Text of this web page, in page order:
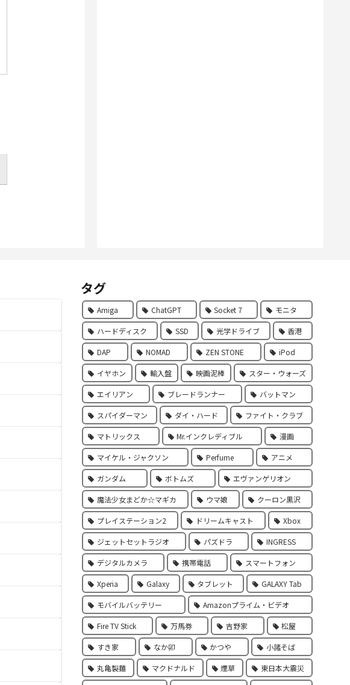
タグ
Amiga ChatGPT Socket 7 モニタ
ハードディスク SSD 光学ドライブ 香港
DAP NOMAD ZEN STONE iPod
イヤホン 輸入盤 映画泥棒 スター・ウォーズ
エイリアン ブレードランナー バットマン
スパイダーマン ダイ・ハード ファイト・クラブ
マトリックス Mr.インクレディブル 漫画
マイケル・ジャクソン Perfume アニメ
ガンダム ボトムズ エヴァンゲリオン
魔法少女まどか☆マギカ ウマ娘 クーロン黒沢
プレイステーション2 ドリームキャスト Xbox
ジェットセットラジオ パズドラ INGRESS
デジタルカメラ 携帯電話 スマートフォン
Xperia Galaxy タブレット GALAXY Tab
モバイルバッテリー Amazonプライム・ビデオ
Fire TV Stick 万馬券 吉野家 松屋
すき家 なか卯 かつや 小諸そば
丸亀製麵 マクドナルド 煙草 東日本大震災